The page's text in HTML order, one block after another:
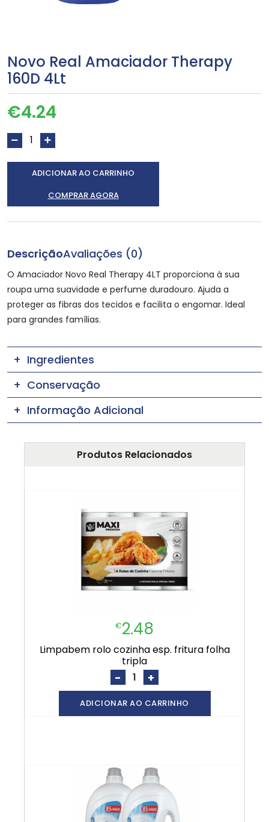
Novo Real Amaciador Therapy
160D 4Lt
€4.24
ADICIONAR AO CARRINHO
COMPRAR AGORA
DescriçãoAvaliações (0)
O Amaciador Novo Real Therapy 4LT proporciona à sua
roupa uma suavidade e perfume duradouro. Ajuda a
proteger as fibras dos tecidos e facilita o engomar. Ideal
para grandes famílias.
Ingredientes
Conservação
Informação Adicional
Produtos Relacionados
€2.48
limpabem rolo cozinha esp. fritura folha
tripla
- +
ADICIONAR AO CARRINHO